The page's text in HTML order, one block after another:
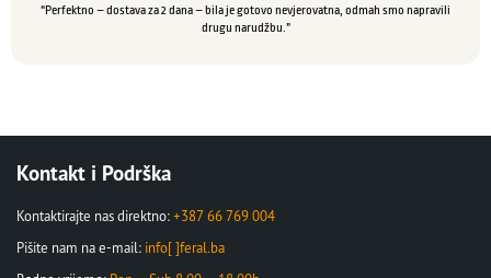
“Perfektno – dostava za 2 dana – bila je gotovo nevjerovatna, odmah smo napravili
drugu narudžbu.”
Kontakt i Podrška
Kontaktirajte nas direktno:+387 66 769 004
Pišite nam na e-mail: info[ ]feral.ba